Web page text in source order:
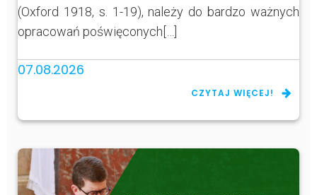
(Oxford 1918, s. 1-19), należy do bardzo ważnych
opracowań poświęconych[…]
07.08.2026
CZYTAJ WIĘCEJ!